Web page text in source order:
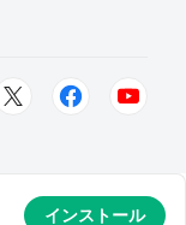
インストール